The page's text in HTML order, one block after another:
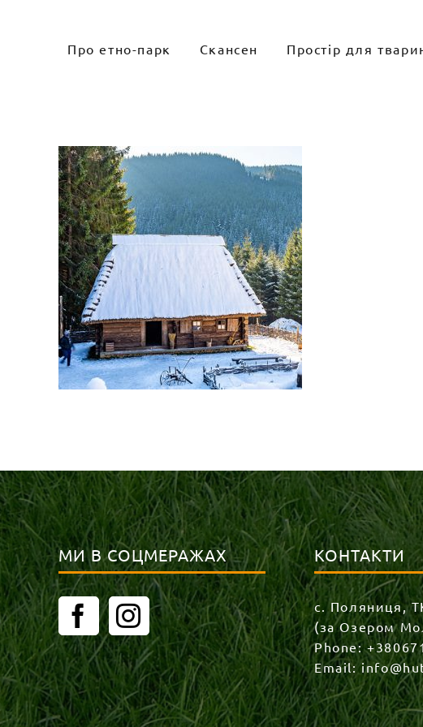
Про етно-парк Скансен Простір для
МИ В СОЦМЕРАЖАХ КОНТАКТИ
с. Поляниця,
(за Озером
Phone:
Email: